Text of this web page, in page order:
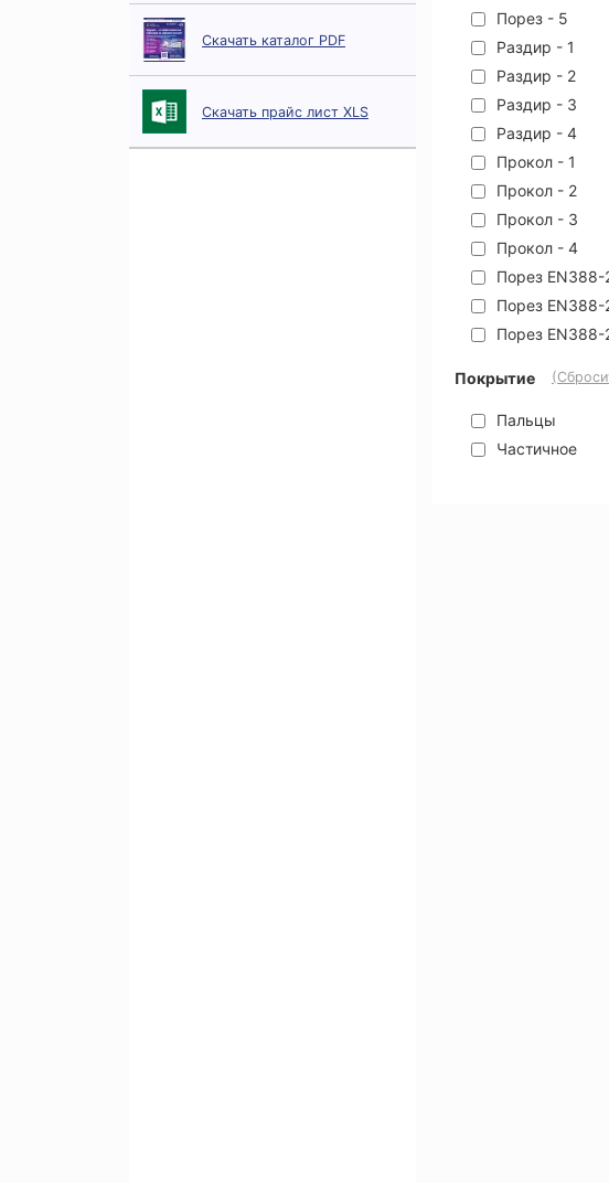
Скачать каталог PDF
Скачать прайс лист XLS
Порез - 5
Раздир - 1
Раздир - 2
Раздир - 3
Раздир - 4
Прокол - 1
Прокол - 2
Прокол - 3
Прокол - 4
Порез EN388-
Порез EN388-
Порез EN388-
Покрытие
Пальцы
Частичное